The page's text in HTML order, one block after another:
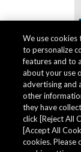
品質デー
We use
to personalize
features and to
about your use
advertising and
other
they have
click [Reject All
[Accept All
cookies. Please